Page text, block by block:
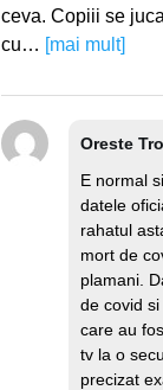
ceva. Copiii se
cu… [mai mult]
Oreste
E normal
datele
rahatul
mort de
plamani.
de covid
care au
tv la o
precizat